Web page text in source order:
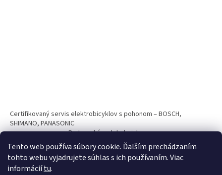
Tento web používa súbory cookie. Ďalším prechádzaním
tohto webu vyjadrujete súhlas s ich používaním. Viac
informáciítu.
Certifikovaný servis elektrobicyklov s pohonom – BOSCH,
SHIMANO, PANASONIC
Partnerský web hokejshop.eu